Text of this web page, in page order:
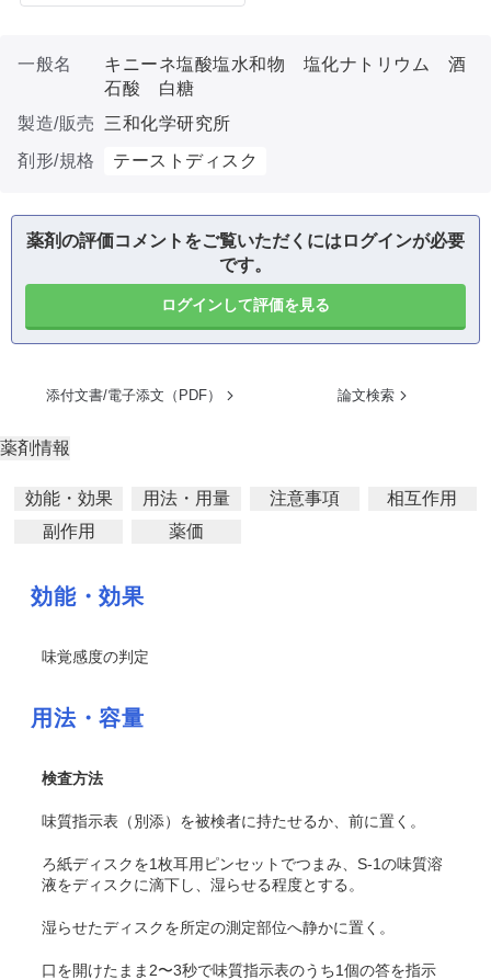
一般名
キニーネ塩酸塩水和物 塩化ナトリウム 酒
石酸 白糖
製造/販売
三和化学研究所
剤形/規格
テーストディスク
薬剤の評価コメントをご覧いただくにはログインが必要
です。
ログインして評価を見る
添付文書/電子添文（PDF） 論文検索
薬剤情報
効能・効果 用法・用量 注意事項
相互作用
副作用
薬価
効能・効果
味覚感度の判定
用法・容量
検査方法
味質指示表（別添）を被検者に持たせるか、前に置く。
ろ紙ディスクを1枚耳用ピンセットでつまみ、S-1の味質溶
液をディスクに滴下し、湿らせる程度とする。
湿らせたディスクを所定の測定部位へ静かに置く。
口を開けたまま2〜3秒で味質指示表のうち1個の答を指示